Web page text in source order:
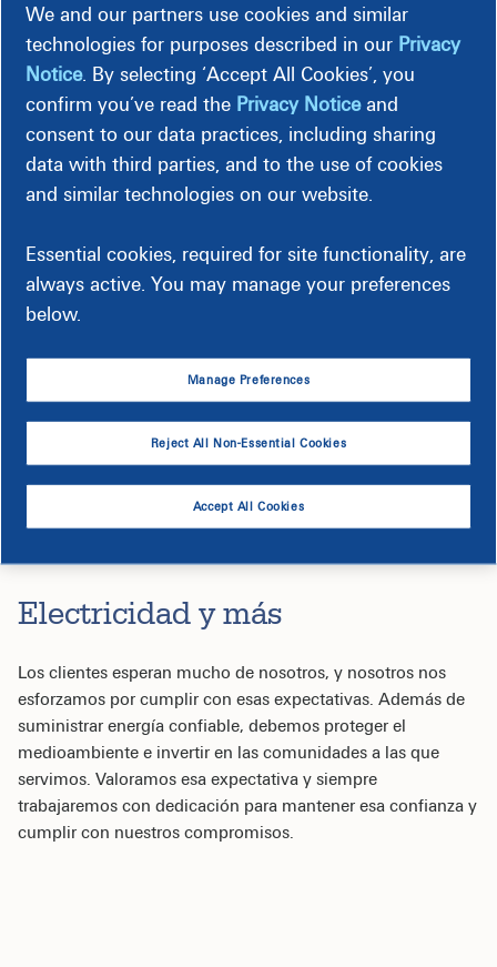
impacto que tienen en el mundo que los rodea. Impulsado
por la misión clara y directa de proveer energía confiable,
asequible y cada vez más limpia, el equipo busca
soluciones que exceden las expectativas y contribuyen al
desarrollo de las comunidades.
Electricidad y más
Los clientes esperan mucho de nosotros, y nosotros nos
esforzamos por cumplir con esas expectativas. Además de
suministrar energía confiable, debemos proteger el
medioambiente e invertir en las comunidades a las que
servimos. Valoramos esa expectativa y siempre
trabajaremos con dedicación para mantener esa confianza y
cumplir con nuestros compromisos.
We and our partners use cookies and similar
technologies for purposes described in our Privacy
Notice. By selecting ‘Accept All Cookies’, you
confirm you’ve read the Privacy Noticeand
consent to our data practices, including sharing
data with third parties, and to the use of cookies
and similar technologies on our website.
Essential cookies, required for site functionality, are
always active. You may manage your preferences
below.
Manage Preferences
Reject All Non-Essential Cookies
Accept All Cookies